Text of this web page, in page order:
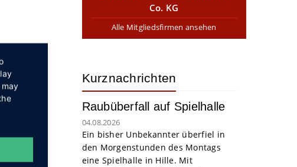
Co. KG
Alle Mitgliedsfirmen ansehen
Kurznachrichten
Raubüberfall auf Spielhalle
04.08.2026
Ein bisher Unbekannter überfiel in
den Morgenstunden des Montags
eine Spielhalle in Hille. Mit